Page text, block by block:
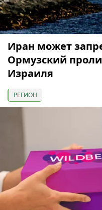
Иран может
Ормузский
Израиля
РЕГИОН